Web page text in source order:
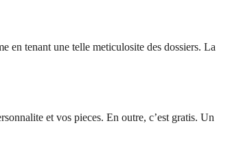
en tenant une telle meticulosite des dossiers. La
et vos pieces. En outre, c’est gratis. Un